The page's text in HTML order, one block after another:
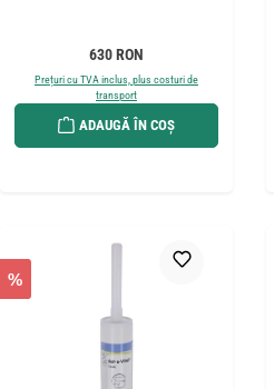
Preț obișnuit:
630 RON
Prețuri cu TVA inclus, plus costuri de
transport
ADAUGĂ ÎN COȘ
%